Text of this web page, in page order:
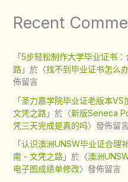
Recent
「 5步轻松制作大学毕业证书
路」於〈找不到毕业证书怎么
佈留言
「圣力嘉学院毕业证老版本
文凭之路」於〈新版Seneca
凭三天完成是真的吗〉發佈留
「 认识澳洲UNSW毕业证合理
南 - 文凭之路」於〈澳洲
电子图成绩单修改〉發佈留言